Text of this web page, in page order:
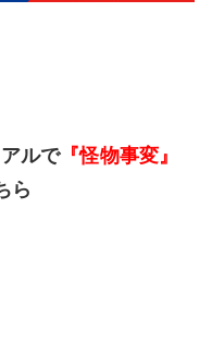
ルで『怪物事変』
ら